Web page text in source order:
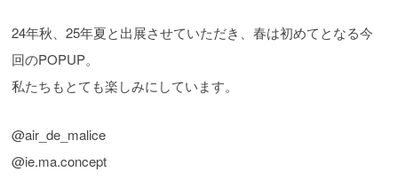
24年秋、25年夏と出展させていただき、春は初めてとなる今
回のPOPUP。
私たちもとても楽しみにしています。
@air_de_malice
@ie.ma.concept